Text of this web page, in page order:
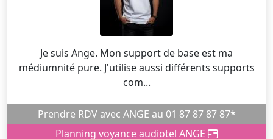
Je suis Ange. Mon support de base est ma
médiumnité pure. J'utilise aussi différents supports
com...
Prendre RDV avec ANGE au 01 87 87 87 87*
Planning voyance audiotel ANGE